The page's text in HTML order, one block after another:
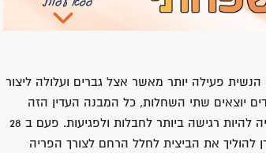
פעילה יותר מאשר אצל גברים ועלולה ליצור
יוצאים שתי השחלות, כל המבנה העדין הזה
מחובר באמצעות מספר רצועות לדפנות האגן, מה שגורם למערכת הרבייה להיות רגישה ביותר לחבלות ולפגיעות. פעם ב 28
את הביצית לחלל הרחם לצורך הפריה